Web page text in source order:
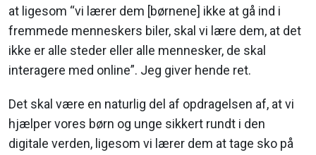
at ligesom “vi lærer dem [børnene] ikke at gå ind i
fremmede menneskers biler, skal vi lære dem, at det
ikke er alle steder eller alle mennesker, de skal
interagere med online”. Jeg giver hende ret.
Det skal være en naturlig del af opdragelsen af, at vi
hjælper vores børn og unge sikkert rundt i den
digitale verden, ligesom vi lærer dem at tage sko på